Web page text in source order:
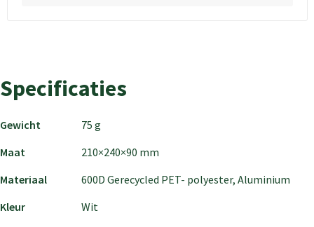
Specificaties
Gewicht
75 g
Maat
210×240×90 mm
Materiaal
600D Gerecycled PET- polyester, Aluminium
Kleur
Wit